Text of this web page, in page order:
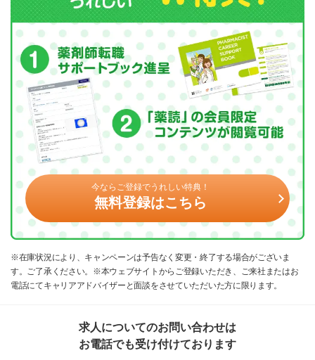
今ならご登録でうれしい特典！
無料登録はこちら
※在庫状況により、キャンペーンは予告なく変更・終了する場合がございま
す。ご了承ください。※本ウェブサイトからご登録いただき、ご来社またはお
電話にてキャリアアドバイザーと面談をさせていただいた方に限ります。
求人についてのお問い合わせは
お電話でも受け付けております